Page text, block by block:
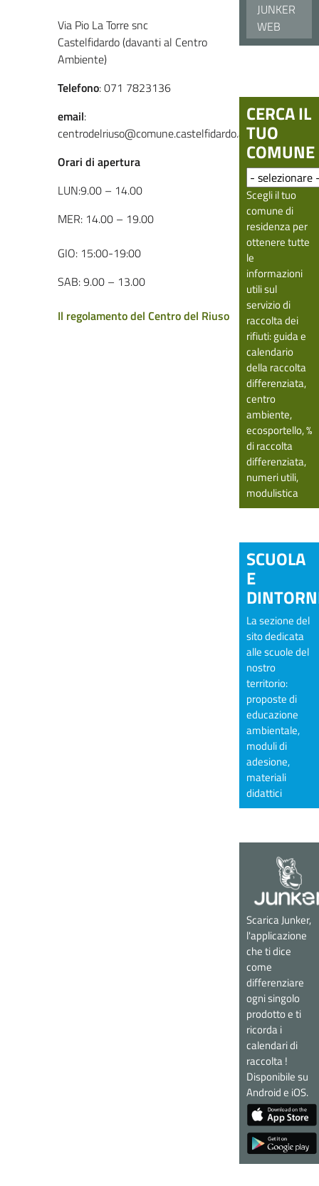
Via Pio La Torre snc
Castelfidardo (davanti al Centro
Ambiente)
Telefono: 071 7823136
email:
centrodelriuso@comune.castelfidardo.an.it
Orari di apertura
LUN:9.00 – 14.00
MER: 14.00 – 19.00
GIO: 15:00-19:00
SAB: 9.00 – 13.00
Il regolamento del Centro del Riuso
JUNKER
WEB
CERCA IL
TUO
COMUNE
Scegli il tuo
comune di
residenza per
ottenere tutte
le
informazioni
utili sul
servizio di
raccolta dei
rifiuti: guida e
calendario
della raccolta
differenziata,
centro
ambiente,
ecosportello, %
di raccolta
differenziata,
numeri utili,
modulistica
SCUOLA
E
La sezione del
sito dedicata
alle scuole del
nostro
territorio:
proposte di
educazione
ambientale,
moduli di
adesione,
materiali
didattici
Scarica Junker,
l'applicazione
che ti dice
come
differenziare
ogni singolo
prodotto e ti
ricorda i
calendari di
raccolta !
Disponibile su
Android e iOS.